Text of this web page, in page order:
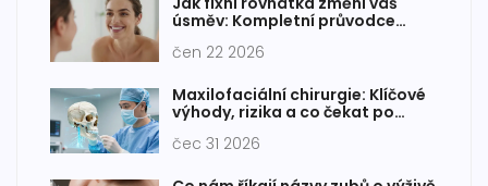
úsměv: Kompletní průvodce
čen 22 2026
Maxilofaciální chirurgie: Klíčové
výhody, rizika a co čekat po
čec 31 2026